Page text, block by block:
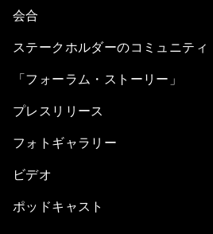
会合
ステークホルダーのコミュニティ
「フォーラム・ストーリー」
プレスリリース
フォトギャラリー
ビデオ
ポッドキャスト